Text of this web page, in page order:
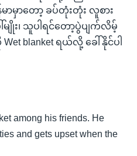
ာမှာတော့ ခပ်တုံးတုံး လူစား
မျိုး၊ သူပါရင်တော့ပွဲပျက်လိမ့်
blanket ရယ်လို့ ခေါ်နိုင်ပါ
among his friends. He
and gets upset when the